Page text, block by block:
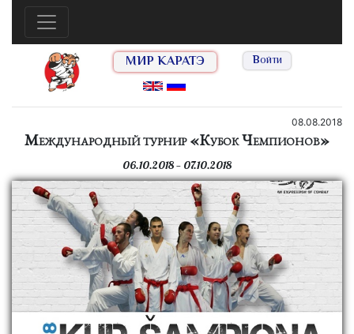
МИР КАРАТЭ Войти
08.08.2018
Международный турнир «Кубок Чемпионов»
06.10.2018 — 07.10.2018